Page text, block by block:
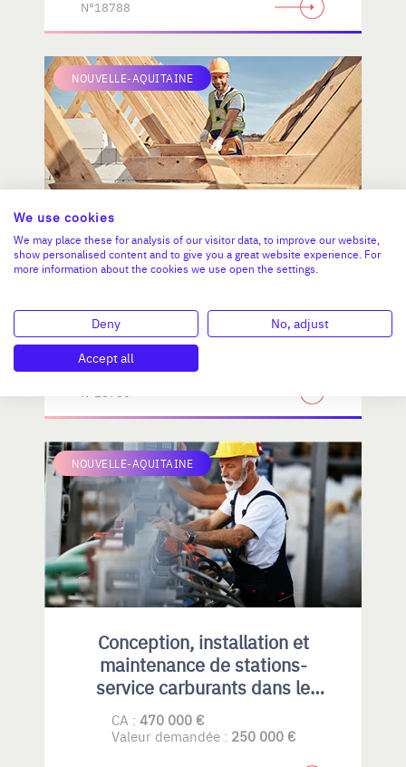
N°18788
NOUVELLE-AQUITAINE
Menuiserie et charpente bois -
Neuf & rénovation (cession des
CA :1 500 000 €
Valeur demandée :
NOUVELLE-AQUITAINE
Conception, installation et
maintenance de stations-
service carburants dans le
Privatif et collectivités
CA : 470 000 €
Valeur demandée : 250 000 €
We use cookies
We may place these for analysis of our visitor data, to improve our website,
show personalised content and to give you a great website experience. For
more information about the cookies we use open the settings.
Deny
No, adjust
Accept all